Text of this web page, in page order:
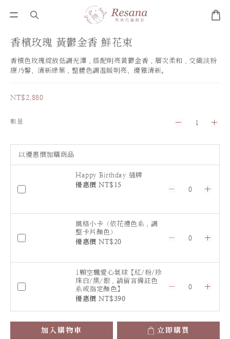
香檳玫瑰 黃鬱金香 鮮花束
香檳色玫瑰綻放低調光澤，搭配明亮黃鬱金香，層次柔和，交織淡粉
康乃馨、清新綠葉，整體色調溫暖明亮、優雅清新。
NT$2,880
數量
以優惠價加購商品
Happy Birthday 插牌
優惠價 NT$15
風格小卡（依花禮色系，調
整卡片顏色）
優惠價 NT$20
1顆空飄愛心氣球【紅/粉/珍
珠白/黑/銀，請留言備註色
系或指定顏色】
優惠價 NT$390
加入購物車 立即購買